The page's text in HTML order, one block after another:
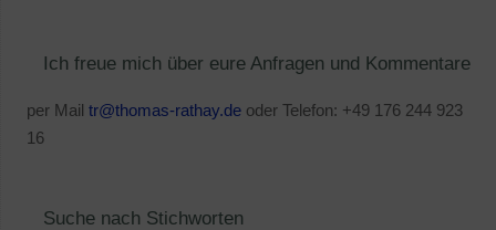
Ich freue mich über eure Anfragen und Kommentare
per Mail tr@thomas-rathay.deoder Telefon: +49 176 244 923
16
Suche nach Stichworten